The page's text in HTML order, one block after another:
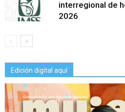
interregional de
2026
Edición digital aquí